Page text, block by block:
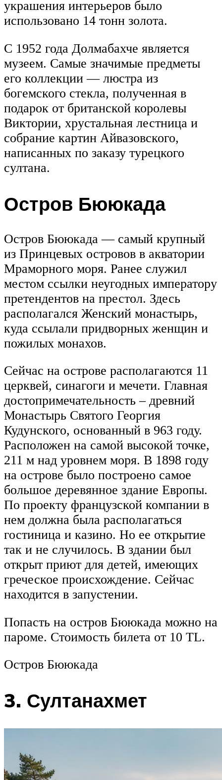
украшения интерьеров было
использовано 14 тонн золота.
С 1952 года Долмабахче является
музеем. Самые значимые предметы
его коллекции — люстра из
богемского стекла, полученная в
подарок от британской королевы
Виктории, хрустальная лестница и
собрание картин Айвазовского,
написанных по заказу турецкого
султана.
Остров Бююкада
Остров Бююкада — самый крупный
из Принцевых островов в акватории
Мраморного моря. Ранее служил
местом ссылки неугодных императору
претендентов на престол. Здесь
располагался Женский монастырь,
куда ссылали придворных женщин и
пожилых монахов.
Сейчас на острове располагаются 11
церквей, синагоги и мечети. Главная
достопримечательность – древний
Монастырь Святого Георгия
Кудунского, основанный в 963 году.
Расположен на самой высокой точке,
211 м над уровнем моря. В 1898 году
на острове было построено самое
большое деревянное здание Европы.
По проекту французской компании в
нем должна была располагаться
гостиница и казино. Но ее открытие
так и не случилось. В здании был
открыт приют для детей, имеющих
греческое происхождение. Сейчас
находится в запустении.
Попасть на остров Бююкада можно на
пароме. Стоимость билета от 10 TL.
Остров Бююкада
3. Султанахмет